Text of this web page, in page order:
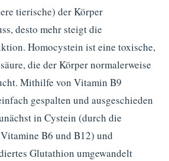
tierische) der Körper
desto mehr steigt die
Homocystein ist eine toxische,
die der Körper normalerweise
Mithilfe von Vitamin B9
gespalten und ausgeschieden
in Cystein (durch die
B6 und B12) und
Glutathion umgewandelt